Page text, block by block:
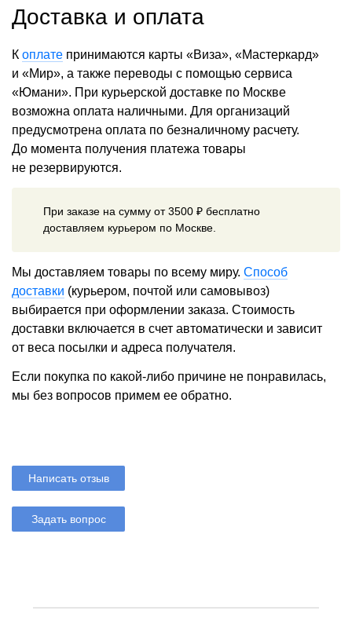
Доставка и оплата
К оплате принимаются карты «Виза», «Мастеркард»
и «Мир», а также переводы с помощью сервиса
«Юмани». При курьерской доставке по Москве
возможна оплата наличными. Для организаций
предусмотрена оплата по безналичному расчету.
До момента получения платежа товары
не резервируются.
При заказе на сумму от 3500 ₽ бесплатно
доставляем курьером по Москве.
Мы доставляем товары по всему миру. Способ
доставки (курьером, почтой или самовывоз)
выбирается при оформлении заказа. Стоимость
доставки включается в счет автоматически и зависит
от веса посылки и адреса получателя.
Если покупка по какой-либо причине не понравилась,
мы без вопросов примем ее обратно.
Написать отзыв
Задать вопрос